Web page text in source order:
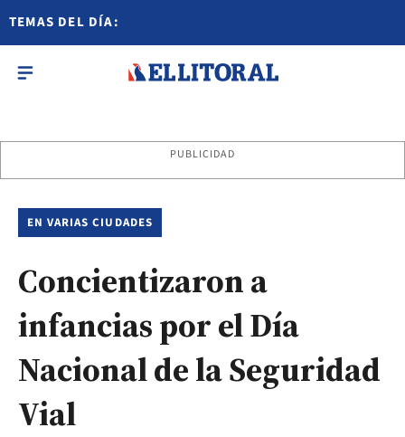
TEMAS DEL DÍA:
PUBLICIDAD
EN VARIAS CIUDADES
Concientizaron a
infancias por el Día
Nacional de la Seguridad
Vial